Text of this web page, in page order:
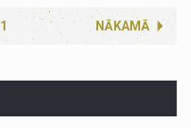
1 NĀKAMĀ